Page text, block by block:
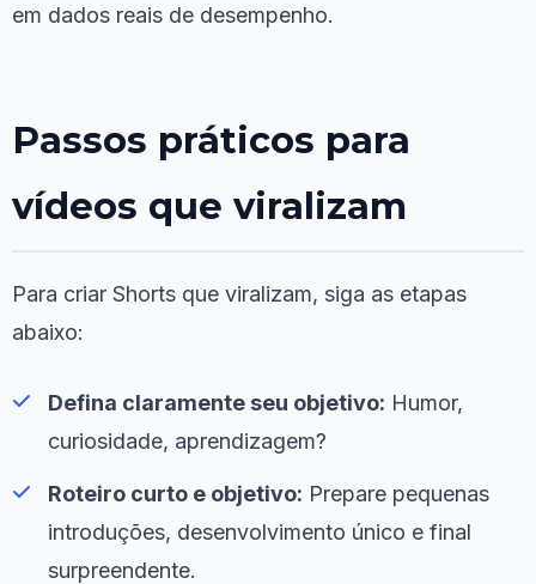
em dados reais de desempenho.
Passos práticos para
vídeos que viralizam
Para criar Shorts que viralizam, siga as etapas
abaixo:
Defina claramente seu objetivo: Humor,
curiosidade, aprendizagem?
Roteiro curto e objetivo: Prepare pequenas
introduções, desenvolvimento único e final
surpreendente.